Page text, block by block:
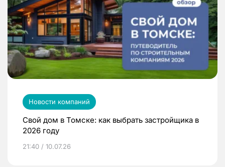
Новости компаний
Свой дом в Томске: как выбрать застройщика в
2026 году
21:40 / 10.07.26